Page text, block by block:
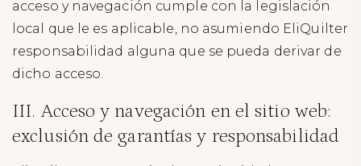
acceso y navegación cumple con la legislación
local que le es aplicable, no asumiendo EliQuilter
responsabilidad alguna que se pueda derivar de
dicho acceso.
III. Acceso y navegación en el sitio web:
exclusión de garantías y responsabilidad